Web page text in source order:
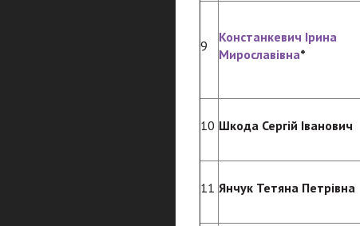
9
Констанкевич Ірина
Мирославівна*
10 Шкода Сергій Іванович
11 Янчук Тетяна Петрівна